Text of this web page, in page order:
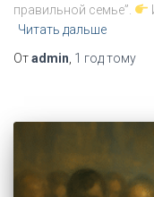
правильной семье”.
Читать дальше
Отadmin 1 годтому